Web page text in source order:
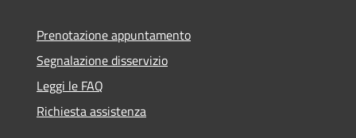
Prenotazione appuntamento
Segnalazione disservizio
Leggi le FAQ
Richiesta assistenza